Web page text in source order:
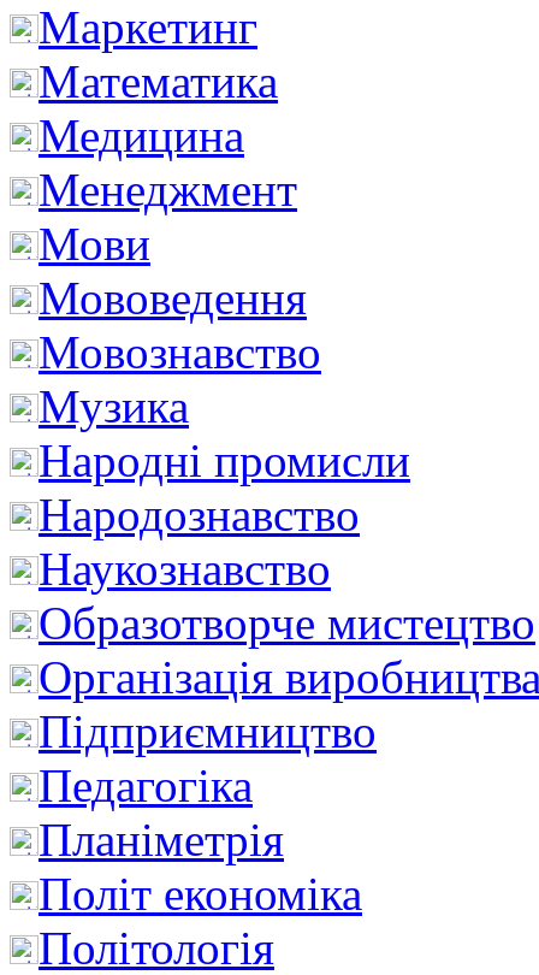
Маркетинг
Математика
Медицина
Менеджмент
Мови
Мововедення
Мовознавство
Музика
Народні промисли
Народознавство
Наукознавство
Образотворче мистецтво
Організація
Підприємництво
Педагогіка
Планіметрія
Політ економіка
Політологія